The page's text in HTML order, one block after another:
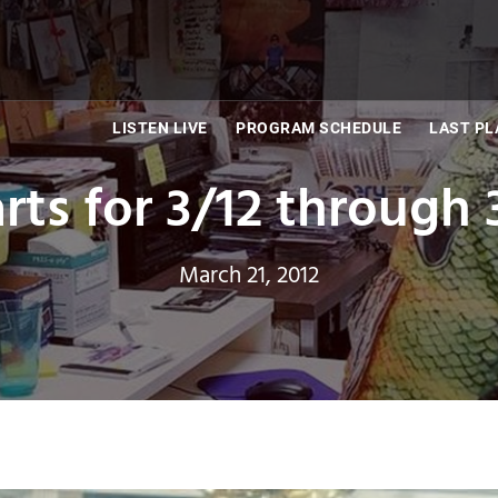
LISTEN LIVE PROGRAM SCHEDULE LAST
for 3/12 through
March 21, 2012